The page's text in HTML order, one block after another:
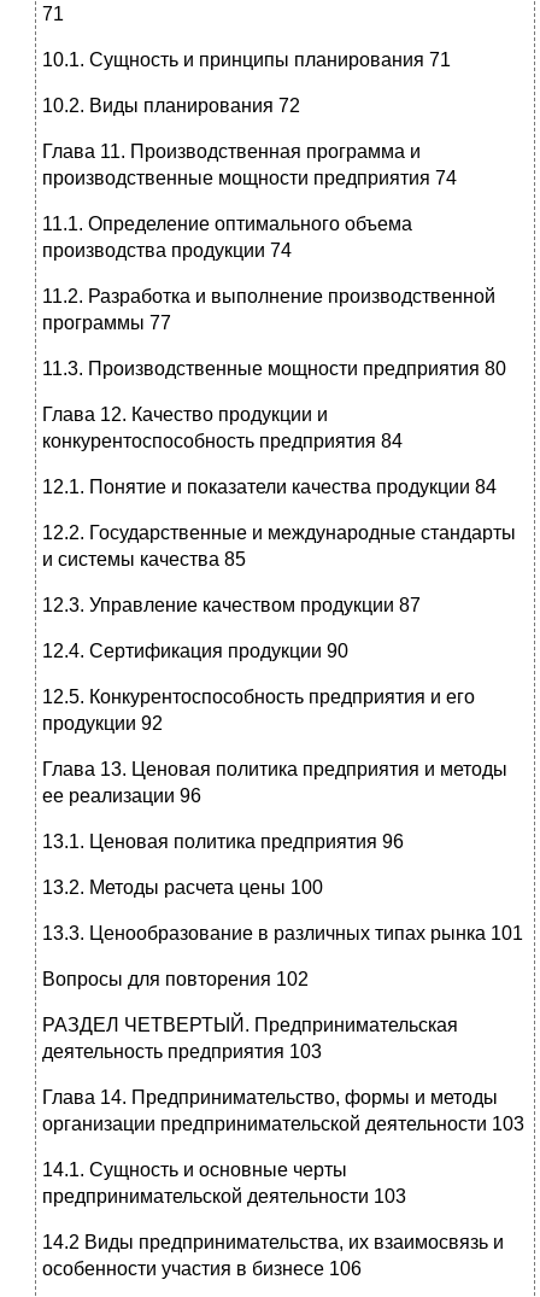
71
10.1. Сущность и принципы планирования 71
10.2. Виды планирования 72
Глава 11. Производственная программа и
производственные мощности предприятия 74
11.1. Определение оптимального объема
производства продукции 74
11.2. Разработка и выполнение производственной
программы 77
11.3. Производственные мощности предприятия 80
Глава 12. Качество продукции и
конкурентоспособность предприятия 84
12.1. Понятие и показатели качества продукции 84
12.2. Государственные и международные стандарты
и системы качества 85
12.3. Управление качеством продукции 87
12.4. Сертификация продукции 90
12.5. Конкурентоспособность предприятия и его
продукции 92
Глава 13. Ценовая политика предприятия и методы
ее реализации 96
13.1. Ценовая политика предприятия 96
13.2. Методы расчета цены 100
13.3. Ценообразование в различных типах рынка 101
Вопросы для повторения 102
РАЗДЕЛ ЧЕТВЕРТЫЙ. Предпринимательская
деятельность предприятия 103
Глава 14. Предпринимательство, формы и методы
организации предпринимательской деятельности 103
14.1. Сущность и основные черты
предпринимательской деятельности 103
14.2 Виды предпринимательства, их взаимосвязь и
особенности участия в бизнесе 106